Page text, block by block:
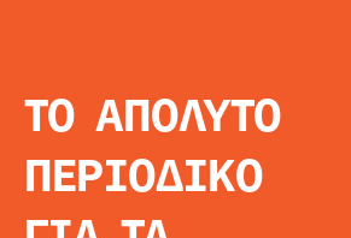
ΤΟ ΑΠΟΛΥΤΟ
ΠΕΡΙΟΔΙΚΟ